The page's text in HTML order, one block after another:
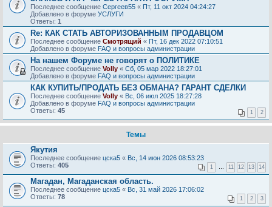
Последнее сообщение Сергеев55 « Пт, 11 окт 2024 04:24:27
Добавлено в форуме УСЛУГИ
Ответы: 1
Re: КАК СТАТЬ АВТОРИЗОВАННЫМ ПРОДАВЦОМ
Последнее сообщение Смотрящий « Пт, 16 дек 2022 07:10:51
Добавлено в форуме FAQ и вопросы администрации
На нашем Форуме не говорят о ПОЛИТИКЕ
Последнее сообщение Volly « Сб, 05 мар 2022 18:27:01
Добавлено в форуме FAQ и вопросы администрации
КАК КУПИТЬ/ПРОДАТЬ БЕЗ ОБМАНА? ГАРАНТ СДЕЛКИ
Последнее сообщение Volly « Вс, 06 июл 2025 18:27:28
Добавлено в форуме FAQ и вопросы администрации
Ответы: 45 1 2
Темы
Якутия
Последнее сообщение цска5 « Вс, 14 июн 2026 08:53:23
Ответы: 405 1 11 12 13 14
Магадан, Магаданская область.
Последнее сообщение цска5 « Вс, 31 май 2026 17:06:02
Ответы: 78 1 2 3